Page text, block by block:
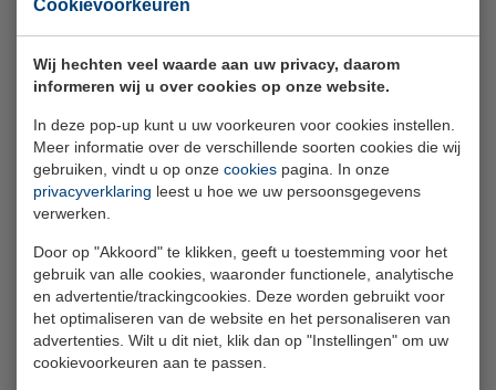
Cookievoorkeuren
Wij hechten veel waarde aan uw privacy, daarom
informeren wij u over cookies op onze website.
In deze pop-up kunt u uw voorkeuren voor cookies instellen.
Meer informatie over de verschillende soorten cookies die wij
gebruiken, vindt u op onze cookies pagina. In onze
privacyverklaring leest u hoe we uw persoonsgegevens
verwerken.
Door op "Akkoord" te klikken, geeft u toestemming voor het
gebruik van alle cookies, waaronder functionele, analytische
en advertentie/trackingcookies. Deze worden gebruikt voor
het optimaliseren van de website en het personaliseren van
advertenties. Wilt u dit niet, klik dan op "Instellingen" om uw
cookievoorkeuren aan te passen.
16 juli 2026
Jaarverslag 2025: stabiele financiële
positie en lage bijdrage